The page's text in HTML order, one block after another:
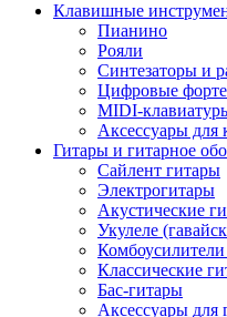
Клавишные
Пианино
Рояли
Синтезаторы и
Цифровые
MIDI-
Аксессуары
Гитары и гитарное
Сайлент гитары
Электрогитары
Акустические
Укулеле
Классические
Бас-гитары
Аксессуары для